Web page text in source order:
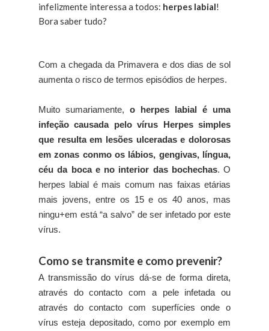
infelizmente interessa a todos: herpes labial!
Bora saber tudo?
Com a chegada da Primavera e dos dias de sol
aumenta o risco de termos episódios de herpes.
Muito sumariamente, o herpes labial é uma
infeção causada pelo vírus Herpes simples
que resulta em lesões ulceradas e dolorosas
em zonas conmo os lábios, gengivas, língua,
céu da boca e no interior das bochechas. O
herpes labial é mais comum nas faixas etárias
mais jovens, entre os 15 e os 40 anos, mas
ningu+em está “a salvo” de ser infetado por este
vírus.
Como se transmite e como prevenir?
A transmissão do vírus dá-se de forma direta,
através do contacto com a pele infetada ou
através do contacto com superfícies onde o
vírus esteja depositado, como por exemplo em